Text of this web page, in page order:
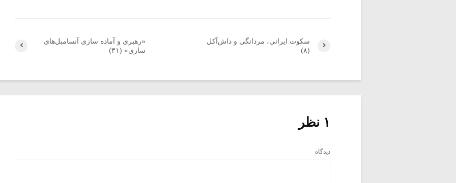
«رهبری و آماده سازی آنسامبل‌های
سازی» (۳۱)
سکوت ایرانی، مردانگی و داش‌آکل
(۸)
۱ نظر
دیدگاه